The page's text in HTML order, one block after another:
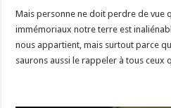
Mais personne ne doit perdre de vue
immémoriaux notre terre est
nous appartient, mais surtout parce
saurons aussi le rappeler à tous ceux